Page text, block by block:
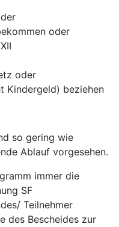
oder
oder
Kindergeld) beziehen
so gering wie
Ablauf vorgesehen.
immer die
SF
Teilnehmer
des Bescheides zur